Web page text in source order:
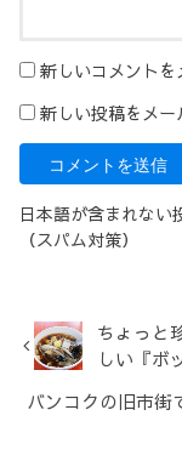
新しいコメントを
新しい投稿をメー
日本語が含まれない
（スパム対策）
ちょっと
しい『ボ
バンコクの旧市街